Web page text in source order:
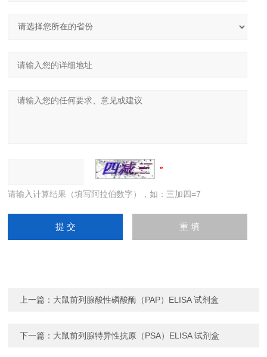
请输入计算结果（填写阿拉伯数字），如：三加四=7
上一篇： 大鼠前列腺酸性磷酸酶（PAP）ELISA 试剂盒
下一篇： 大鼠前列腺特异性抗原（PSA）ELISA 试剂盒